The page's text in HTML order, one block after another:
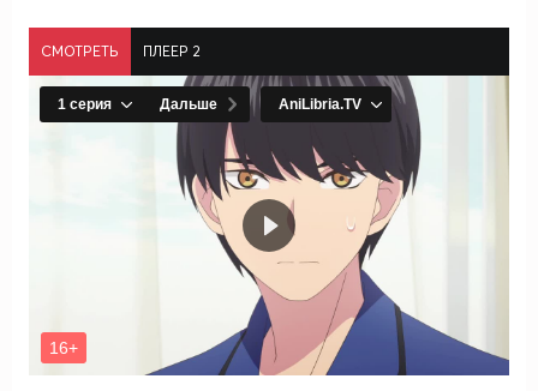
СМОТРЕТЬ ПЛЕЕР 2